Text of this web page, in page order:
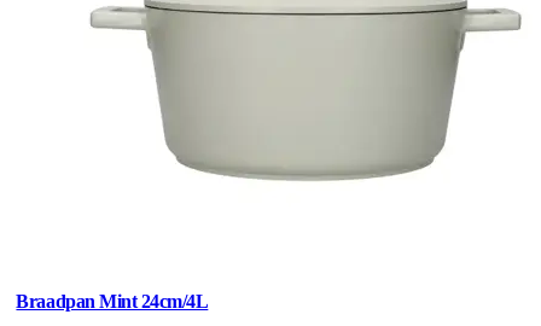
Braadpan Mint 24cm/4L